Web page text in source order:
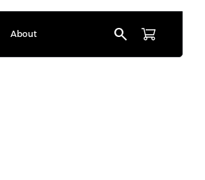
About search